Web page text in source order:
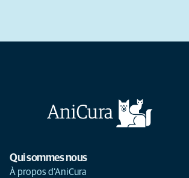
Qui sommes nous
À propos d'AniCura